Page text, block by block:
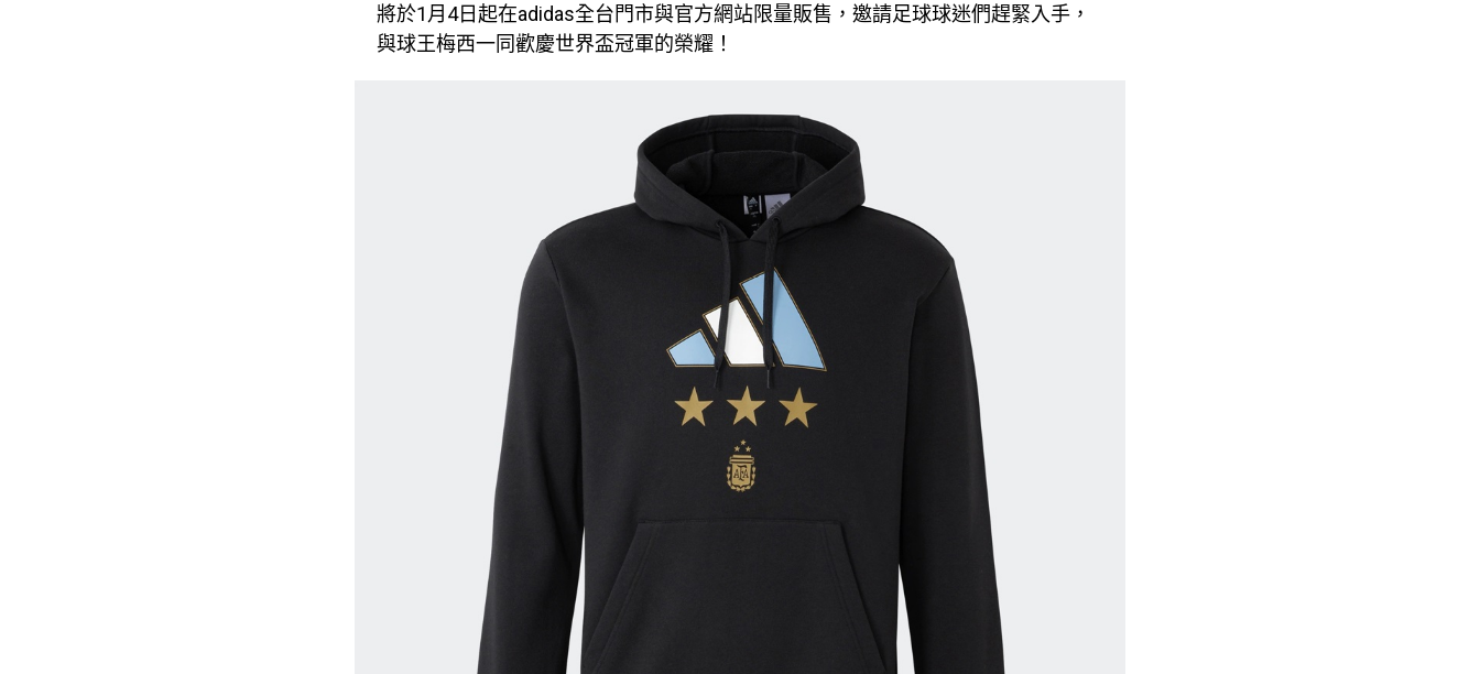
將於1月4日起在adidas全台門市與官方網站限量販售，邀請足球球迷們趕緊入手，
與球王梅西一同歡慶世界盃冠軍的榮耀！